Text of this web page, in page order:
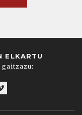
ELKARTU